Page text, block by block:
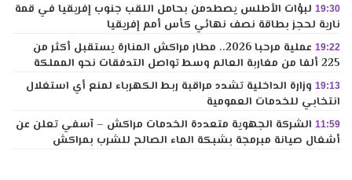
19:30 لبؤات الأطلس يصطدمن بحامل اللقب جنوب إفريقيا في قمة
نارية لحجز بطاقة نصف نهائي كأس أمم إفريقيا
19:22
عملية مرحبا 2026.. مطار مراكش المنارة يستقبل أكثر من
225 ألفا من مغاربة العالم وسط تواصل التدفقات نحو المملكة
19:13 وزارة الداخلية تشدد مراقبة ربط الكهرباء لمنع أي استغلال
انتخابي للخدمات العمومية
11:59 الشركة الجهوية متعددة الخدمات مراكش – آسفي تعلن عن
أشغال صيانة مبرمجة بشبكة الماء الصالح للشرب بمراكش